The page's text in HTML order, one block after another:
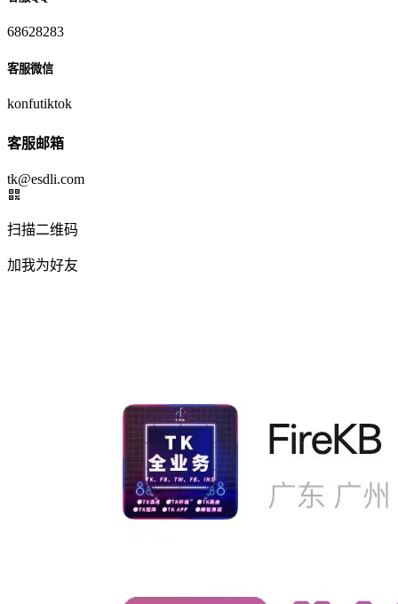
68628283
客服微信
konfutiktok
客服邮箱
tk@esdli.com
扫描二维码
加我为好友